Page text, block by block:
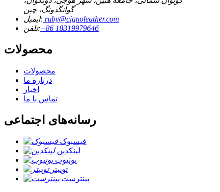
گوانگدونگ، چین
ایمیل: ruby@cignoleather.com
تلفن:‎+86 18319979646‎
محصولات
محصولات
درباره ما
اخبار
تماس با ما
رسانه‌های اجتماعی
فیسبوک
لینکدین
یوتیوب
توییتر
پینترست